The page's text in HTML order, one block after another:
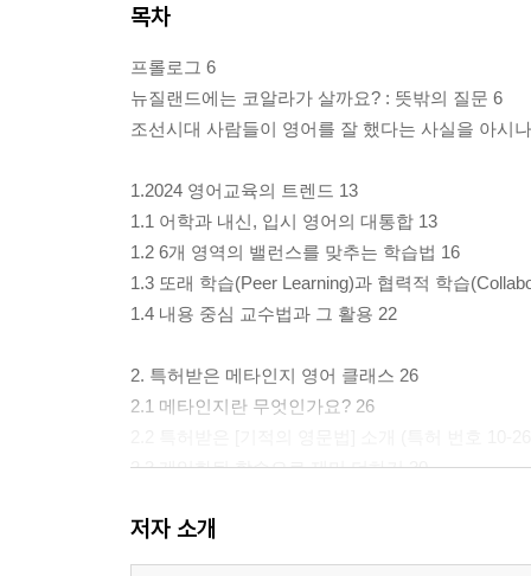
목차
프롤로그 6
뉴질랜드에는 코알라가 살까요? : 뜻밖의 질문 6
조선시대 사람들이 영어를 잘 했다는 사실을 아시
1.2024 영어교육의 트렌드 13
1.1 어학과 내신, 입시 영어의 대통합 13
1.2 6개 영역의 밸런스를 맞추는 학습법 16
1.3 또래 학습(Peer Learning)과 협력적 학습
1.4 내용 중심 교수법과 그 활용 22
2. 특허받은 메타인지 영어 클래스 26
2.1 메타인지란 무엇인가요? 26
2.3 게임화된 학습으로 재미 더하기 30
2.5 플립러닝(Flip Learning)을 통한 영어 교육 성과
저자 소개